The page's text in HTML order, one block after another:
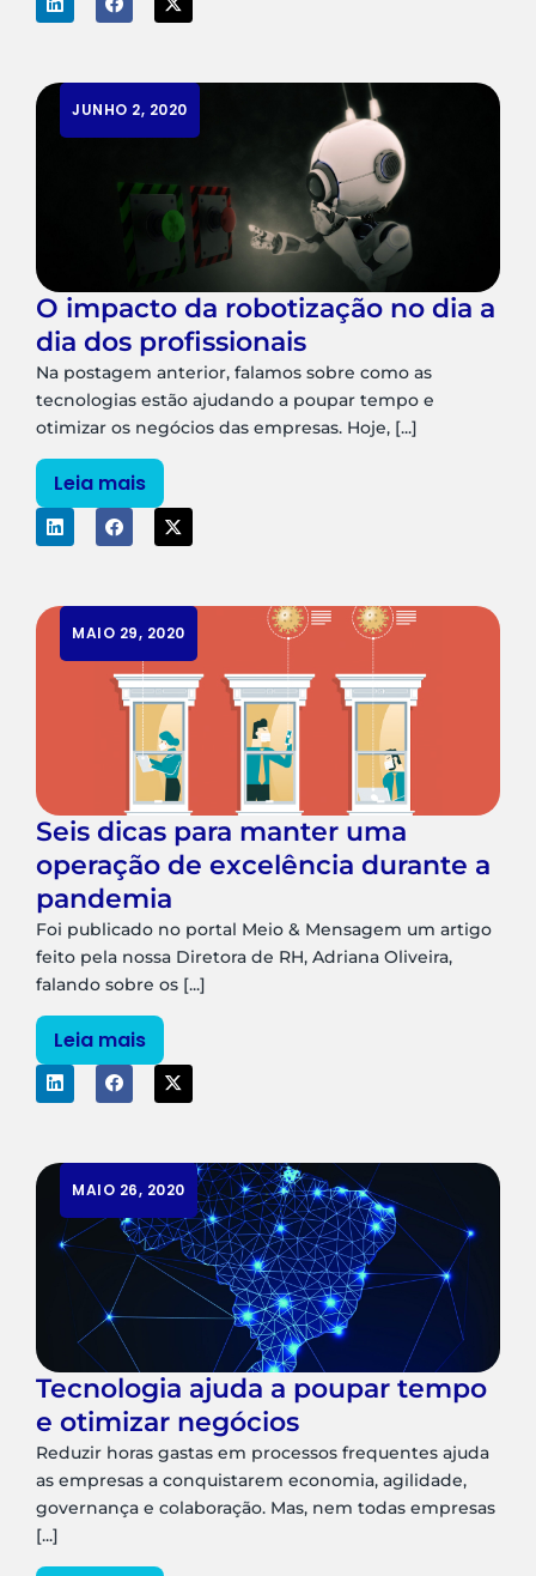
JUNHO 2, 2020
O impacto da robotização no dia a
dia dos profissionais
Na postagem anterior, falamos sobre como as
tecnologias estão ajudando a poupar tempo e
otimizar os negócios das empresas. Hoje, [...]
Leia mais
MAIO 29, 2020
Seis dicas para manter uma
operação de excelência durante a
pandemia
Foi publicado no portal Meio & Mensagem um artigo
feito pela nossa Diretora de RH, Adriana Oliveira,
falando sobre os [...]
Leia mais
MAIO 26, 2020
Tecnologia ajuda a poupar tempo
e otimizar negócios
Reduzir horas gastas em processos frequentes ajuda
as empresas a conquistarem economia, agilidade,
governança e colaboração. Mas, nem todas empresas
[...]